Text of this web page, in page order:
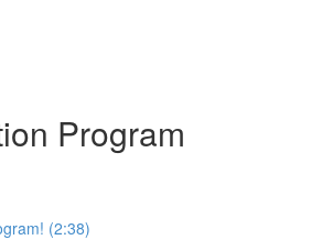
Program
(2:38)